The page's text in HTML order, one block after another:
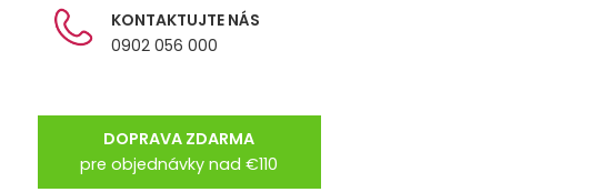
KONTAKTUJTE NÁS
0902 056 000
DOPRAVA ZDARMA
pre objednávky nad €110